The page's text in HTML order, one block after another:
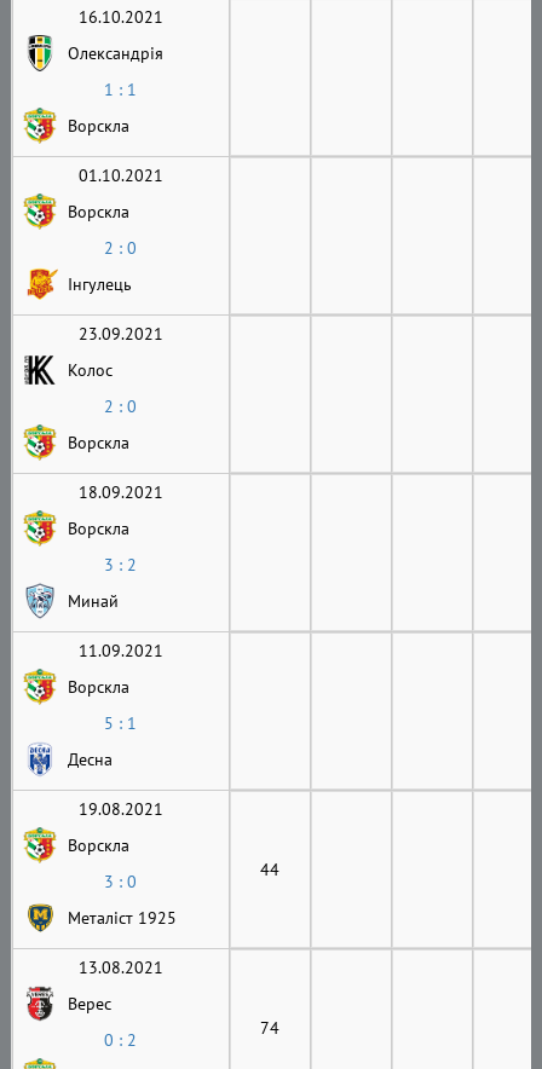
16.10.2021
Олександрія
1 : 1
Ворскла
01.10.2021
Ворскла
2 : 0
Інгулець
23.09.2021
Колос
2 : 0
Ворскла
18.09.2021
Ворскла
3 : 2
Минай
11.09.2021
Ворскла
5 : 1
Десна
19.08.2021
Ворскла
3 : 0
Металіст 1925
44
13.08.2021
Верес
0 : 2
74